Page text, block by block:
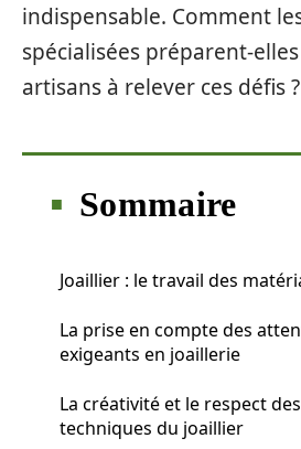
indispensable. Comment
spécialisées préparent-
artisans à relever ces défis ?
Sommaire
Joaillier : le travail des
La prise en compte des
exigeants en joaillerie
La créativité et le respect
techniques du joaillier